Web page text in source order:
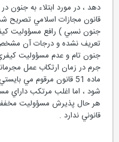
قانون مجازات اسلامي تصريح
جنون نسبي ) رافع مسؤوليت
تعريف نشده و درجات آن مشخص
جنون تام و عدم مسؤوليت
جرم در زمان ارتكاب عمل
ماده 51 قانون مرقوم مي
شود ، اما اغلب مرتكب داراي
هر حال پذيرش مسؤوليت مخففه از
قانوني ندارد .